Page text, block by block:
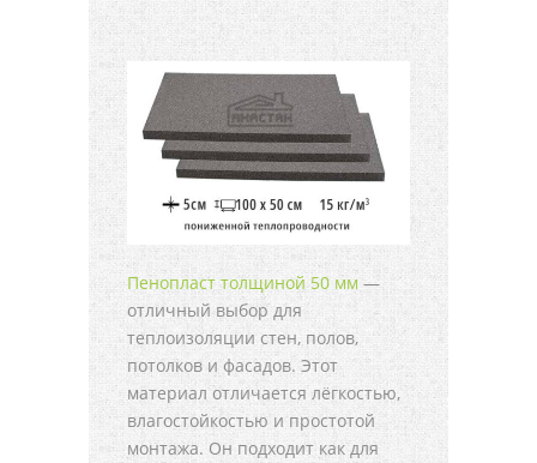
Пенопласт толщиной 50 мм —
отличный выбор для
теплоизоляции стен, полов,
потолков и фасадов. Этот
материал отличается лёгкостью,
влагостойкостью и простотой
монтажа. Он подходит как для